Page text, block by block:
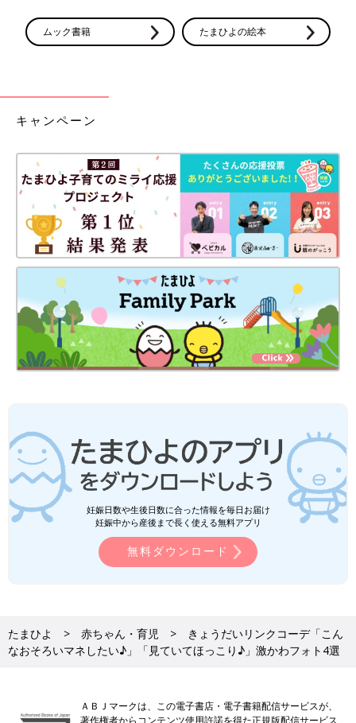
ムック書籍 たまひよの絵本
キャンペーン
妊娠日数や生後日数に合った情報を毎日お届け
妊娠中から産後まで長く使える無料アプリ
無料ダウンロード
たまひよ 赤ちゃん・育児
きょうだいリンクコーデ「こん
なおそろいマネしたい♪」「見ていてほっこり♪」激かわフォト4選
ＡＢＪマークは、この電子書店・電子書籍配信サービスが、
著作権者からコンテンツ使用許諾を得た正規版配信サービス